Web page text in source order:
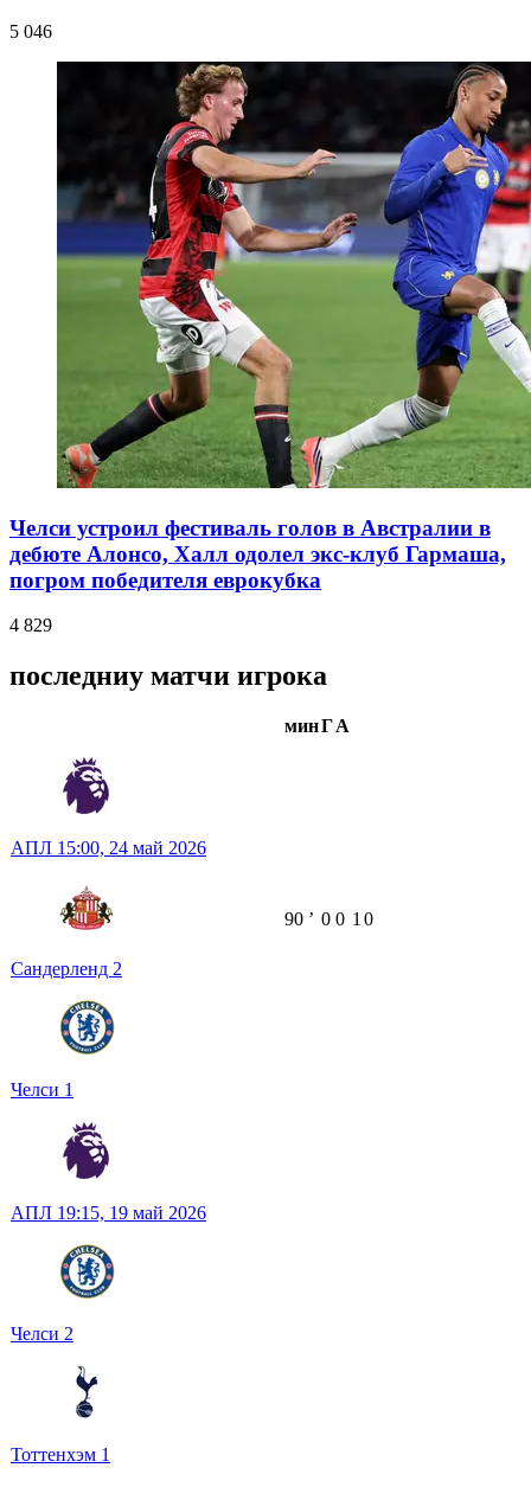
5 046
Челси устроил фестиваль голов в Австралии в
дебюте Алонсо, Халл одолел экс-клуб Гармаша,
погром победителя еврокубка
4 829
последниу матчи игрока
минГА
АПЛ 15:00, 24 май 2026
Сандерленд 2
Челси 1
90 ʼ 0 0 1 0
АПЛ 19:15, 19 май 2026
Челси 2
Тоттенхэм 1